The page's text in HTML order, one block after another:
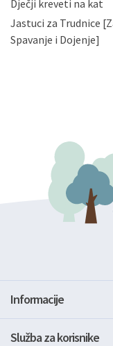
zatražiti
podataka.
gore
Dječji kreveti na kat
Jastuci za Trudnice
Spavanje i Dojenje]
Informacije
Služba za korisnike